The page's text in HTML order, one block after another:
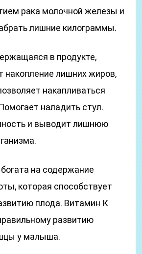
рака молочной железы и
лишние килограммы.
в продукте,
накопление лишних жиров,
накапливаться
наладить стул.
и выводит лишнюю
на содержание
которая способствует
плода. Витамин К
развитию
у малыша.